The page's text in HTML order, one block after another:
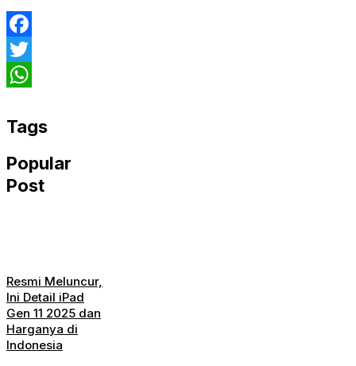
Facebook
Twitter
Tags
Popular
Post
Resmi Meluncur,
Ini Detail iPad
Gen 11 2025 dan
Harganya di
Indonesia